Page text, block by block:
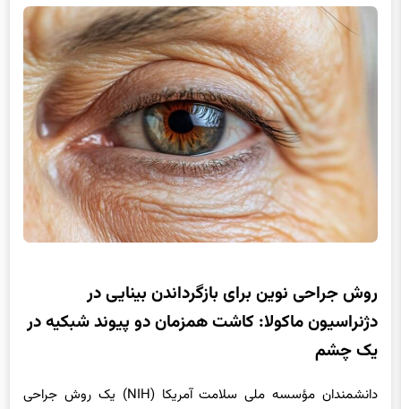
دژنراسیون ماکولا: کاشت همزمان دو پیوند شبکیه در
یک چشم
نوآورانه برای کاشت همزمان دو پیوند بافت شبکیه در یک چشم